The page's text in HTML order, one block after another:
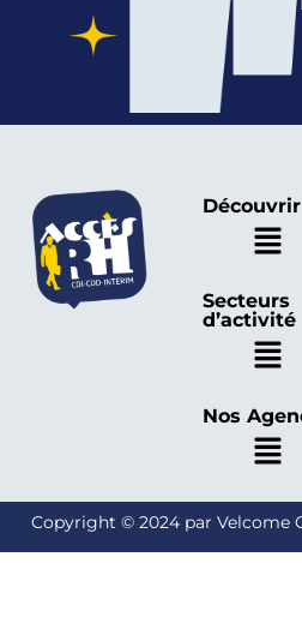
Découvrir
Secteurs
d’activité
Nos
Copyright © 2024 par Velcome